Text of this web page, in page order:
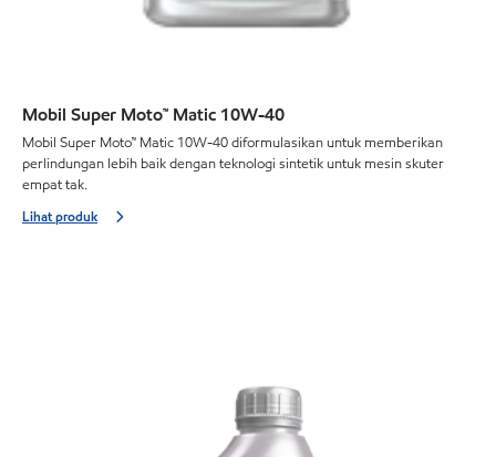
Mobil Super Moto™ Matic 10W-40
Mobil Super Moto™ Matic 10W-40 diformulasikan untuk memberikan
perlindungan lebih baik dengan teknologi sintetik untuk mesin skuter
empat tak.
Lihat produk